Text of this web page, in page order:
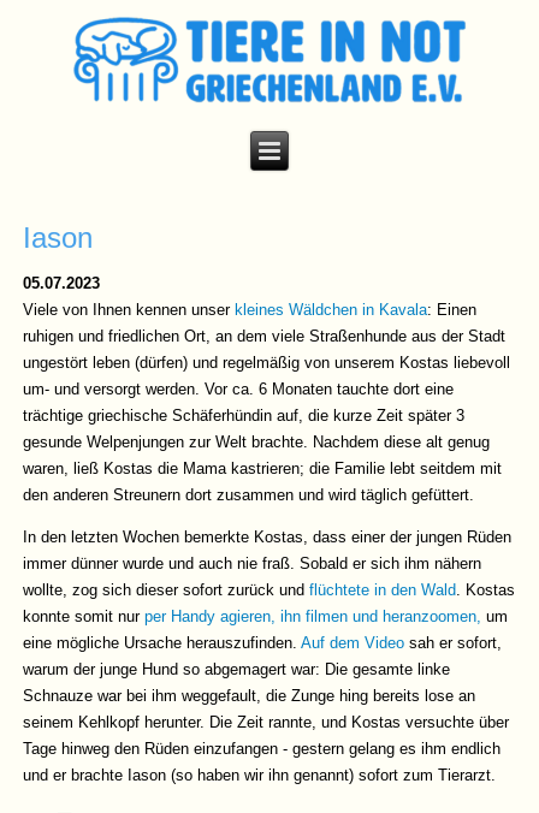
Iason
05.07.2023
Viele von Ihnen kennen unser kleines Wäldchen in Kavala: Einen
ruhigen und friedlichen Ort, an dem viele Straßenhunde aus der Stadt
ungestört leben (dürfen) und regelmäßig von unserem Kostas liebevoll
um- und versorgt werden. Vor ca. 6 Monaten tauchte dort eine
trächtige griechische Schäferhündin auf, die kurze Zeit später 3
gesunde Welpenjungen zur Welt brachte. Nachdem diese alt genug
waren, ließ Kostas die Mama kastrieren; die Familie lebt seitdem mit
den anderen Streunern dort zusammen und wird täglich gefüttert.
In den letzten Wochen bemerkte Kostas, dass einer der jungen Rüden
immer dünner wurde und auch nie fraß. Sobald er sich ihm nähern
wollte, zog sich dieser sofort zurück undflüchtete in den Wald. Kostas
konnte somit nurper Handy agieren, ihn filmen und heranzoomen, um
eine mögliche Ursache herauszufinden.Auf dem Video sah er sofort,
warum der junge Hund so abgemagert war: Die gesamte linke
Schnauze war bei ihm weggefault, die Zunge hing bereits lose an
seinem Kehlkopf herunter. Die Zeit rannte, und Kostas versuchte über
Tage hinweg den Rüden einzufangen - gestern gelang es ihm endlich
und er brachte Iason (so haben wir ihn genannt) sofort zum Tierarzt.